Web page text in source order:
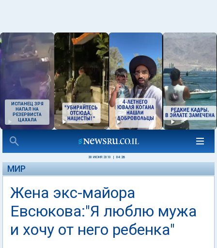
ИСПАНЕЦ ЗРЯ
НАПАЛ НА
РЕЗЕРВИСТА
ЦАХАЛА
30 ИЮНЯ 2010 04:26
МИР
Жена экс-майора
Евсюкова:"Я люблю мужа
и хочу от него ребенка"